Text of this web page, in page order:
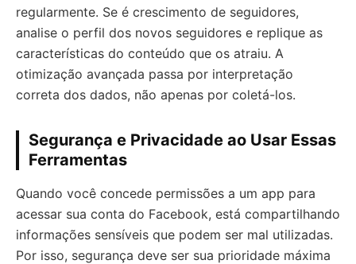
regularmente. Se é crescimento de seguidores,
analise o perfil dos novos seguidores e replique as
características do conteúdo que os atraiu. A
otimização avançada passa por interpretação
correta dos dados, não apenas por coletá-los.
Segurança e Privacidade ao Usar Essas
Ferramentas
Quando você concede permissões a um app para
acessar sua conta do Facebook, está compartilhando
informações sensíveis que podem ser mal utilizadas.
Por isso, segurança deve ser sua prioridade máxima